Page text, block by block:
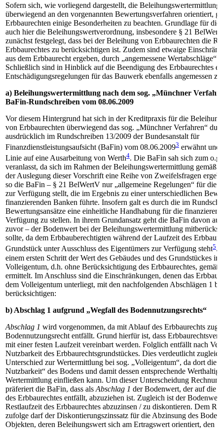
Sofern sich, wie vorliegend dargestellt, die
überwiegend an den vorgenannten Bewertungsverfahren orientiert,
Erbbaurechten einige Besonderheiten zu beachten. Grundlage für
auch hier die Beleihungswertverordnung, insbesondere § 21
zunächst festgelegt, dass bei der Beleihung von Erbbaurechten die
Erbbaurechtes zu berücksichtigen ist. Zudem sind etwaige
aus dem Erbbaurecht ergeben, durch „angemessene
Schließlich sind in Hinblick auf die Beendigung des Erbbaurechtes
Entschädigungsregelungen für das Bauwerk ebenfalls angemessen
a) Beleihungswertermittlung nach dem sog. „Münchner
BaFin-Rundschreiben vom 08.06.2009
Vor diesem Hintergrund hat sich in der Kreditpraxis für die
von Erbbaurechten überwiegend das sog. „Münchner Verfahren“
ausdrücklich im Rundschreiben 13/2009 der Bundesanstalt für
Finanzdienstleistungsaufsicht (BaFin) vom 08.06.20093 erwähnt
Linie auf eine Ausarbeitung von Werth4. Die BaFin sah sich zum
veranlasst, da sich im Rahmen der Beleihungswertermittlung
der Auslegung dieser Vorschrift eine Reihe von Zweifelsfragen
so die BaFin – § 21 BelWertV nur „allgemeine Regelungen“ für die
zur Verfügung stellt, die im Ergebnis zu einer unterschiedlichen
finanzierenden Banken führte. Insofern galt es durch die im
Bewertungsansätze eine einheitliche Handhabung für die
Verfügung zu stellen. In ihrem Grundansatz geht die BaFin davon
zuvor – der Bodenwert bei der Beleihungswertermittlung
sollte, da dem Erbbauberechtigten während der Laufzeit des
Grundstück unter Ausschluss des Eigentümers zur Verfügung steht5.
einem ersten Schritt der Wert des Gebäudes und des Grundstückes
Volleigentum, d.h. ohne Berücksichtigung des Erbbaurechtes,
ermittelt. Im Anschluss sind die Einschränkungen, denen das
dem Volleigentum unterliegt, mit den nachfolgenden Abschlägen 1
berücksichtigen:
b) Abschlag 1 aufgrund „Wegfall des Bodennutzungsrechts“
Abschlag 1 wird vorgenommen, da mit Ablauf des Erbbaurechts
Bodennutzungsrecht entfällt. Grund hierfür ist, dass
mit einer festen Laufzeit vereinbart werden. Folglich entfällt nach
Nutzbarkeit des Erbbaurechtsgrundstückes. Dies verdeutlicht
Unterschied zur Wertermittlung bei sog. „Volleigentum“, da dort die
Nutzbarkeit“ des Bodens und damit dessen entsprechende
Wertermittlung einfließen kann. Um dieser Unterscheidung
präferiert die BaFin, dass als Abschlag 1 der Bodenwert, der auf die
des Erbbaurechtes entfällt, abzuziehen ist. Zugleich ist der
Restlaufzeit des Erbbaurechtes abzuzinsen / zu diskontieren. Dem
zufolge darf der Diskontierungszinssatz für die Abzinsung des
Objekten, deren Beleihungswert sich am Ertragswert orientiert, den